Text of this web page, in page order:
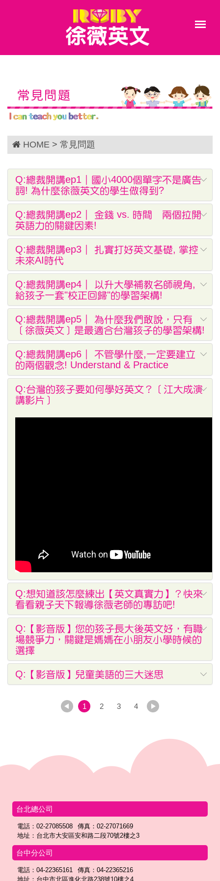
常見問題
HOME > 常見問題
Q:總裁開講ep1｜國小4000個單字不是廣告
詞! 為什麼徐薇英文的學生做得到?
Q:總裁開講ep2｜ 金錢 vs. 時間 兩個拉開
英語力的關鍵因素!
Q:總裁開講ep3｜ 扎實打好英文基礎, 掌控
未來AI時代
Q:總裁開講ep4｜ 以升大學補教名師視角,
給孩子一套"校正回歸"的學習架構!
Q:總裁開講ep5｜ 為什麼我們敢說，只有
［徐薇英文］是最適合台灣孩子的學習架構!
Q:總裁開講ep6｜ 不管學什麼,一定要建立
的兩個觀念! Understand & Practice
Q:台灣的孩子要如何學好英文​？［江大成演
講影片］
Q:想知道該怎麼練出【英文真實力】？快來
看看親子天下報導徐薇老師的專訪吧!
Q:【影音版】您的孩子長大後英文好，有職
場競爭力，關鍵是媽媽在小朋友小學時候的
選擇
Q:【影音版】兒童美語的三大迷思
1 2 3 4
台北總公司
電話：02-27085508
傳真：02-27071669
地址：台北市大安區安和路二段70號2樓之3
台中分公司
電話：04-22365161
傳真：04-22365216
地址：台中市北區進化北路238號10樓之4